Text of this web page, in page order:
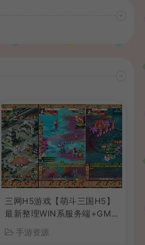
三网H5游戏【萌斗三国H5】
最新整理WIN系服务端+GM
手游资源